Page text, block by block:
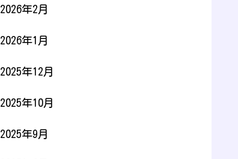
2026年2月
2026年1月
2025年12月
2025年10月
2025年9月